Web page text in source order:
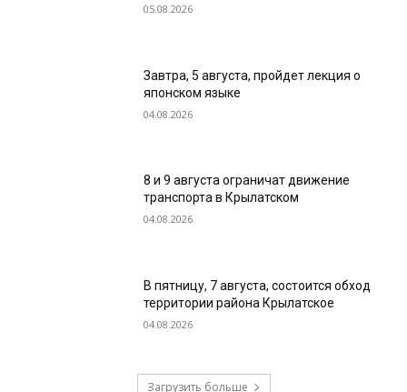
05.08.2026
Завтра, 5 августа, пройдет лекция о
японском языке
04.08.2026
8 и 9 августа ограничат движение
транспорта в Крылатском
04.08.2026
В пятницу, 7 августа, состоится обход
территории района Крылатское
04.08.2026
Загрузить больше